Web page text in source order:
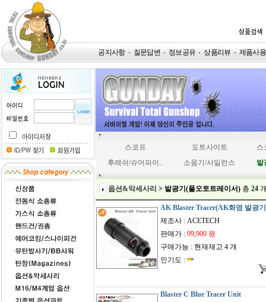
공지사항 질문답변 정보공유 상품리뷰 제품사
스코프 도트사이트
스
후레쉬/슈어파이..
소음기/사일런스 발
옵션&악세사리 > 발광기(풀오토트레이서) 총 24
AK Blaster Tracer(AK화염 발광
제조사 : ACETECH
판매가 : 99,900 원
구매가능 : 현재재고 4 개
인기도 :
Blaster C Blue Tracer Unit